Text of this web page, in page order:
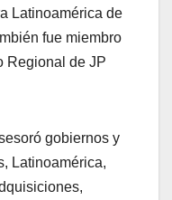
Latinoamérica de
fue miembro
Regional de JP
gobiernos y
Latinoamérica,